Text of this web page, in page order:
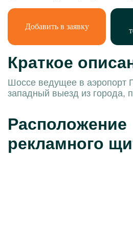
Добавить в заявку
Краткое
Шоссе ведущее в аэропорт
западный выезд из города,
Расположение
рекламного